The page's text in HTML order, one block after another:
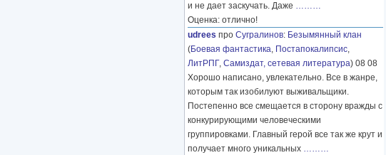
и не дает заскучать. Даже ………
Оценка: отлично!
udrees про Сугралинов: Безымянный клан
(Боевая фантастика, Постапокалипсис,
ЛитРПГ, Самиздат, сетевая литература) 08 08
Хорошо написано, увлекательно. Все в жанре,
которым так изобилуют выживальщики.
Постепенно все смещается в сторону вражды с
конкурирующими человеческими
группировками. Главный герой все так же крут и
получает много уникальных ………